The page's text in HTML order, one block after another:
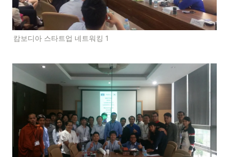
캄보디아 스타트업 네트워킹 1